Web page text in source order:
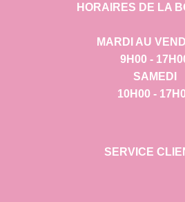
HORAIRES DE LA
MARDI AU
9H00 -
SAMEDI
10H00 -
SERVICE